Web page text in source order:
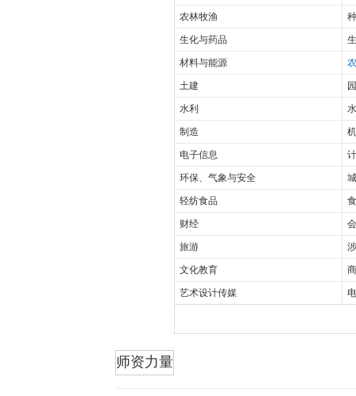
农林牧渔
生化与药品
材料与能源
土建
水利
制造
电子信息
环保、气象与安全
轻纺食品
财经
旅游
文化教育
艺术设计传媒
师资力量